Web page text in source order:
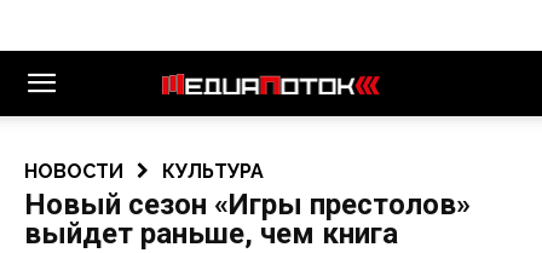
НОВОСТИ КУЛЬТУРА
Новый сезон «Игры престолов»
выйдет раньше, чем книга